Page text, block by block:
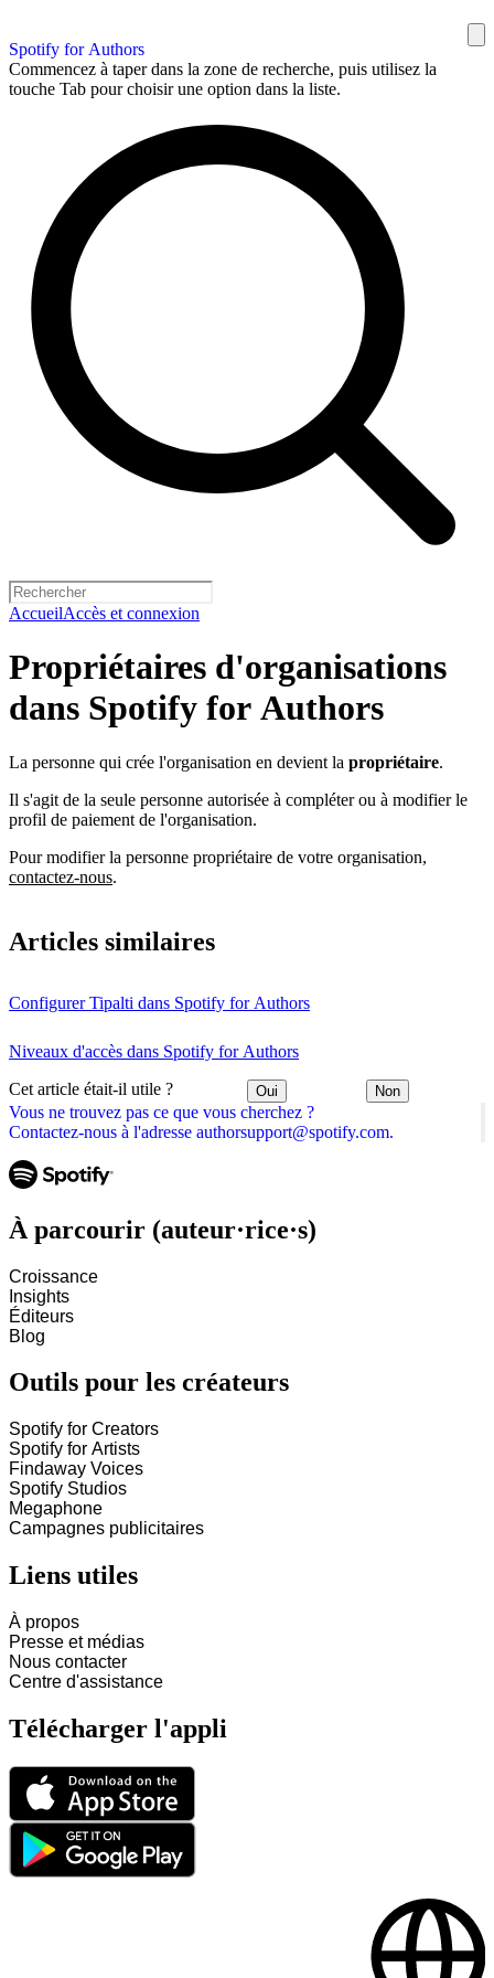
Spotify for Authors
Commencez à taper dans la zone de recherche, puis utilisez la
touche Tab pour choisir une option dans la liste.
AccueilAccès et connexion
Vous ne trouvez pas ce que vous cherchez ?
Contactez-nous à l'adresse authorsupport@spotify.com.
Propriétaires d'organisations
dans Spotify for Authors
La personne qui crée l'organisation en devient la propriétaire.
Il s'agit de la seule personne autorisée à compléter ou à modifier le
profil de paiement de l'organisation.
Pour modifier la personne propriétaire de votre organisation,
contactez-nous.
Articles similaires
Configurer Tipalti dans Spotify for Authors
Niveaux d'accès dans Spotify for Authors
Cet article était-il utile ? Oui Non
À parcourir (auteur·rice·s)
Croissance
Insights
Éditeurs
Blog
Outils pour les créateurs
Spotify for Creators
Spotify for Artists
Findaway Voices
Spotify Studios
Megaphone
Campagnes publicitaires
Liens utiles
À propos
Presse et médias
Nous contacter
Centre d'assistance
Télécharger l'appli